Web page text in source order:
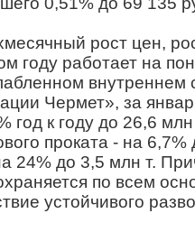
рост цен,
году работает на
Чермет», за
год к году до 26,6
проката - на
24% до 3,5 млн т.
по всем
устойчивого